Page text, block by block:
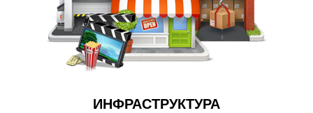
ИНФРАСТРУКТУРА